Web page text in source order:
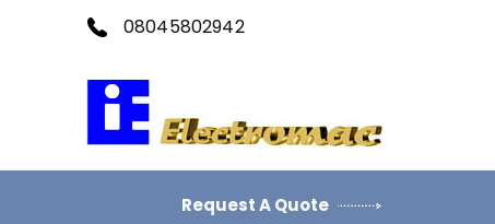
08045802942
Request A Quote